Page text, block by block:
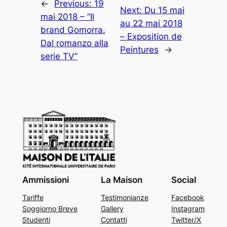
← Previous: 19
mai 2018 – “Il
brand Gomorra.
Dal romanzo alla
serie TV”
Next: Du 15 mai
au 22 mai 2018
– Exposition de
Peintures
→
Ammissioni
Tariffe
Soggiorno Breve
Studenti
La Maison
Testimonianze
Gallery
Contatti
Social
Facebook
Instagram
Twitter/X